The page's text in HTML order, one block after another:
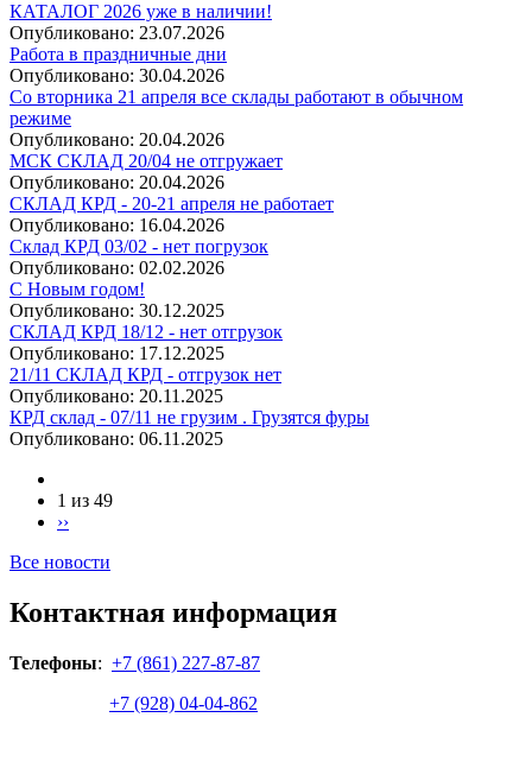
КАТАЛОГ 2026 уже в наличии!
Опубликовано: 23.07.2026
Работа в праздничные дни
Опубликовано: 30.04.2026
Со вторника 21 апреля все склады работают в обычном
режиме
Опубликовано: 20.04.2026
МСК СКЛАД 20/04 не отгружает
Опубликовано: 20.04.2026
СКЛАД КРД - 20-21 апреля не работает
Опубликовано: 16.04.2026
Склад КРД 03/02 - нет погрузок
Опубликовано: 02.02.2026
С Новым годом!
Опубликовано: 30.12.2025
СКЛАД КРД 18/12 - нет отгрузок
Опубликовано: 17.12.2025
21/11 СКЛАД КРД - отгрузок нет
Опубликовано: 20.11.2025
КРД склад - 07/11 не грузим . Грузятся фуры
Опубликовано: 06.11.2025
1 из 49
››
Все новости
Контактная информация
Телефоны: +7 (861) 227-87-87
+7 (928) 04-04-862